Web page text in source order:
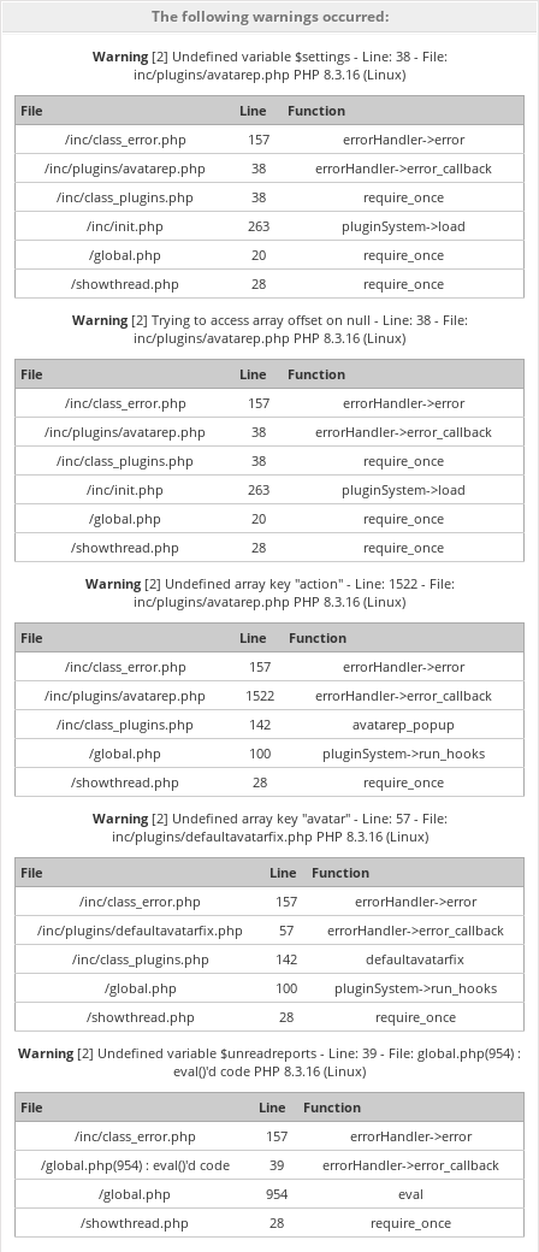
The following warnings occurred:
Warning[2] Undefined variable $settings - Line: 38 - File:
inc/plugins/avatarep.php PHP 8.3.16 (Linux)
File
Line
Function
/inc/class_error.php
157
errorHandler->error
/inc/plugins/avatarep.php
38
errorHandler->error_callback
/inc/class_plugins.php
38
require_once
/inc/init.php
263
pluginSystem->load
/global.php
20
require_once
/showthread.php
28
require_once
Warning[2] Trying to access array offset on null - Line: 38 - File:
inc/plugins/avatarep.php PHP 8.3.16 (Linux)
File
Line
Function
/inc/class_error.php
157
errorHandler->error
/inc/plugins/avatarep.php
38
errorHandler->error_callback
/inc/class_plugins.php
38
require_once
/inc/init.php
263
pluginSystem->load
/global.php
20
require_once
/showthread.php
28
require_once
Warning[2] Undefined array key "action" - Line: 1522 - File:
inc/plugins/avatarep.php PHP 8.3.16 (Linux)
File
Line
Function
/inc/class_error.php
157
errorHandler->error
/inc/plugins/avatarep.php
1522
errorHandler->error_callback
/inc/class_plugins.php
142
avatarep_popup
/global.php
100
pluginSystem->run_hooks
/showthread.php
28
require_once
Warning[2] Undefined array key "avatar" - Line: 57 - File:
inc/plugins/defaultavatarfix.php PHP 8.3.16 (Linux)
File
Line
Function
/inc/class_error.php
157
errorHandler->error
/inc/plugins/defaultavatarfix.php
57
errorHandler->error_callback
/inc/class_plugins.php
142
defaultavatarfix
/global.php
100
pluginSystem->run_hooks
/showthread.php
28
require_once
Warning [2] Undefined variable $unreadreports - Line: 39 - File: global.php(954) :
eval()'d code PHP 8.3.16 (Linux)
File
Line
Function
/inc/class_error.php
157
errorHandler->error
/global.php(954) : eval()'d code
39
errorHandler->error_callback
/global.php
954
eval
/showthread.php
28 require_once